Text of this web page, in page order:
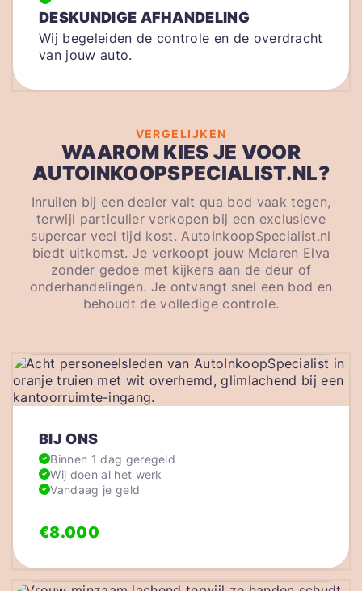
DESKUNDIGE AFHANDELING
Wij begeleiden de controle en de overdracht
van jouw auto.
VERGELIJKEN
WAAROM KIES JE VOOR
AUTOINKOOPSPECIALIST.NL?
Inruilen bij een dealer valt qua bod vaak tegen,
terwijl particulier verkopen bij een exclusieve
supercar veel tijd kost. AutoInkoopSpecialist.nl
biedt uitkomst. Je verkoopt jouw Mclaren Elva
zonder gedoe met kijkers aan de deur of
onderhandelingen. Je ontvangt snel een bod en
behoudt de volledige controle.
BIJ ONS
Binnen 1 dag geregeld
Wij doen al het werk
Vandaag je geld
€8.000